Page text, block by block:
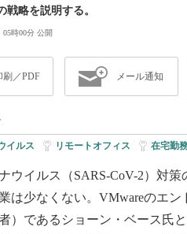
戦略を説明する。
05時00分 公開
刷／PDF メール通知
イルス リモートオフィス 在宅勤
ウイルス（SARS-CoV-2）対
は少なくない。VMwareのエ
）であるショーン・ベース氏